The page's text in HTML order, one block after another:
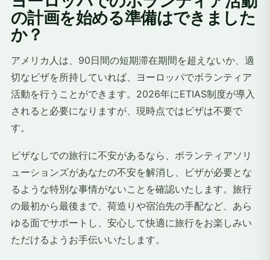
の計画を始める準備はできました
か？
アメリカ人は、90日間の短期滞在期間を超えないか、適
切なビザを所持していれば、ヨーロッパでボランティア
活動を行うことができます。2026年にETIAS制度が導入
されると必要になりますが、現時点ではビザは不要で
す。
ビザなしでの旅行に不安があるなら、ボランティアソリ
ューションズがあなたの不安を解消し、ビザが必要とな
るような特別な事情がないことを確認いたします。旅行
の最初から最後まで、荷造りや宿泊先の手配など、あら
ゆる面でサポートし、安心して快適に旅行をお楽しみい
ただけるようお手伝いいたします。